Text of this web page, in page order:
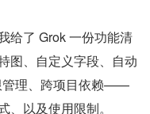
给了 Grok 一份功能清
、自定义字段、自动
管理、跨项目依赖——
以及使用限制。